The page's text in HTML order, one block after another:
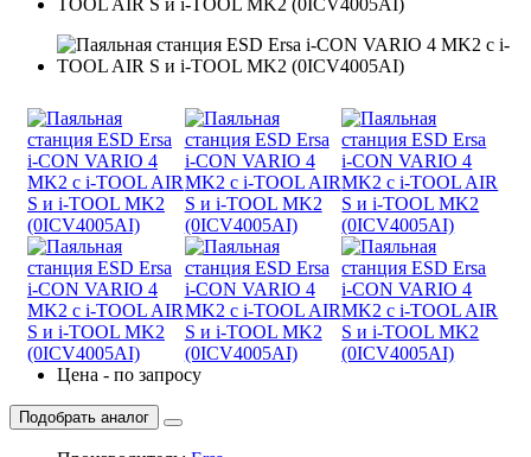
Цена - по запросу
Подобрать аналог